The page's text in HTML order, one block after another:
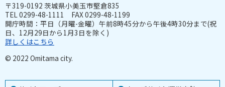
〒319-0192 茨城県小美玉市堅倉835
TEL 0299-48-1111 FAX 0299-48-1199
開庁時間：平日（月曜-金曜）午前8時45分から午後4時30分まで(祝
日、12月29日から1月3日を除く)
詳しくはこちら
© 2022 Omitama city.